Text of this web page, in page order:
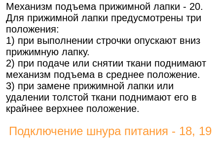
Механизм подъема прижимной лапки - 20.
Для прижимной лапки предусмотрены три
положения:
1) при выполнении строчки опускают вниз
прижимную лапку.
2) при подаче или снятии ткани поднимают
механизм подъема в среднее положение.
3) при замене прижимной лапки или
удалении толстой ткани поднимают его в
крайнее верхнее положение.
Подключение шнура питания - 18, 19